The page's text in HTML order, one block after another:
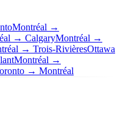
Montréal →
→ CalgaryMontréal →
→ Trois-RivièresOttawa
Montréal →
→ Montréal